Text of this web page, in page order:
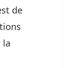
de
la